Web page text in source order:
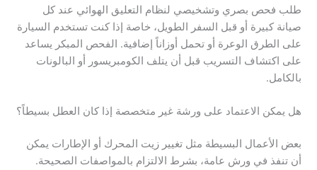
طلب فحص بصري وتشخيصي لنظام التعليق الهوائي عند كل
صيانة كبيرة أو قبل السفر الطويل، خاصة إذا كنت تستخدم السيارة
على الطرق الوعرة أو تحمل أوزاناً إضافية. الفحص المبكر يساعد
على اكتشاف التسريب قبل أن يتلف الكومبريسور أو البالونات
بالكامل.
هل يمكن الاعتماد على ورشة غير متخصصة إذا كان العطل بسيطاً؟
بعض الأعمال البسيطة مثل تغيير زيت المحرك أو الإطارات يمكن
أن تنفذ في ورش عامة، بشرط الالتزام بالمواصفات الصحيحة.